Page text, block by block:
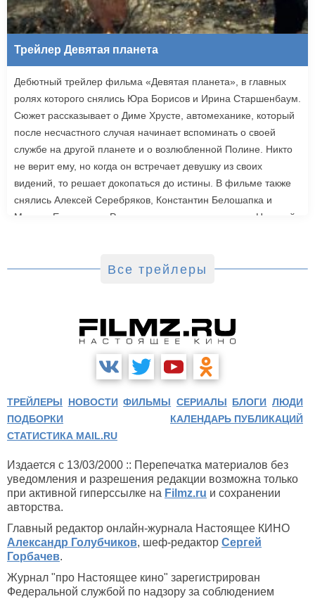
Трейлер Девятая планета
Дебютный трейлер фильма «Девятая планета», в главных
ролях которого снялись Юра Борисов и Ирина Старшенбаум.
Сюжет рассказывает о Диме Хрусте, автомеханике, который
после несчастного случая начинает вспоминать о своей
службе на другой планете и о возлюбленной Полине. Никто
не верит ему, но когда он встречает девушку из своих
видений, то решает докопаться до истины. В фильме также
снялись Алексей Серебряков, Константин Белошапка и
Максим Емельянов. Режиссером картины выступил Николай
Все трейлеры
ТРЕЙЛЕРЫ НОВОСТИ ФИЛЬМЫ СЕРИАЛЫ БЛОГИ ЛЮДИ
ПОДБОРКИ
КАЛЕНДАРЬ ПУБЛИКАЦИЙ
СТАТИСТИКА MAIL.RU
Издается с 13/03/2000 :: Перепечатка материалов без
уведомления и разрешения редакции возможна только
при активной гиперссылке на Filmz.ru и сохранении
авторства.
Главный редактор онлайн-журнала Настоящее КИНО
Александр Голубчиков, шеф-редактор Сергей
Горбачев.
Журнал "про Настоящее кино" зарегистрирован
Федеральной службой по надзору за соблюдением